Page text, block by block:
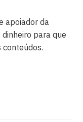
apoiador da
para que